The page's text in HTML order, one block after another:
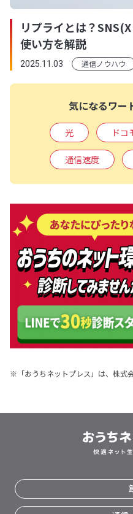
リプライとは？
使い方を解説
2025.11.03 通信ノウハウ
気になるワー
光 ドコ
通信速度
通信機器
申し込み 通
リモート
ゲーム
電話
置くだけ
ア
※「おうちネットプレス」は、株式